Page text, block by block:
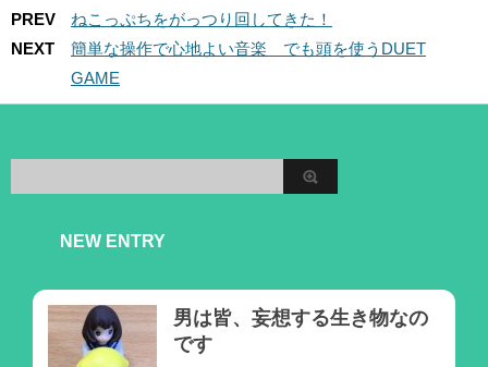
PREV
ねこっぷちをがっつり回してきた！
NEXT
簡単な操作で心地よい音楽 でも頭を使うDUET
GAME
NEW ENTRY
男は皆、妄想する生き物なの
です